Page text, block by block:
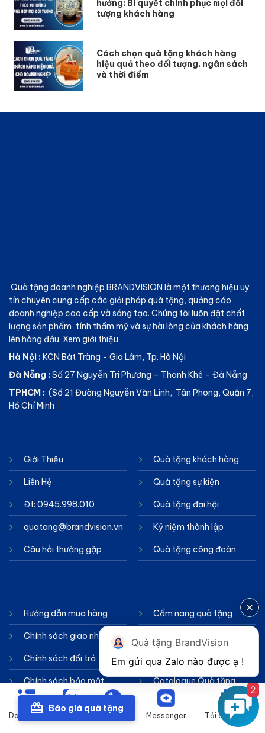
hướng: Bí quyết chinh phục mọi đối
tượng khách hàng
Cách chọn quà tặng khách hàng
hiệu quả theo đối tượng, ngân sách
và thời điểm
Quà tặng doanh nghiệp BRANDVISION là một thương hiệu uy
tín chuyên cung cấp các giải pháp quà tặng, quảng cáo
doanh nghiệp cao cấp và sáng tạo. Chúng tôi luôn đặt chất
lượng sản phẩm, tính thẩm mỹ và sự hài lòng của khách hàng
lên hàng đầu. Xem giới thiệu
Hà Nội :KCN Bát Tràng - Gia Lâm, Tp. Hà Nội
Đà Nẵng :Số 27 Nguyễn Tri Phương – Thanh Khê – Đà Nẵng
TPHCM : (Số 21 Đường Nguyễn Văn Linh, Tân Phong, Quận 7,
Hồ Chí Minh )
Giới Thiệu
Liên Hệ
Đt: 0945.998.010
quatang@brandvision.vn
Câu hỏi thường gặp
Quà tặng khách hàng
Quà tặng sự kiện
Quà tặng đại hội
Kỷ niệm thành lập
Quà tặng công đoàn
Hướng dẫn mua hàng
Chính sách giao nhận
Chính sách đổi trả
Chính sách bảo mật
Phương thức thanh toán
Cẩm nang quà tặng
Tư vấn Quà tặng
Catalogue Quà tặng
Chính sách cookie
Danh mục Zalo Gọi điện Messenger Tải catalogue
Báo giá quà tặng
Quà tặng BrandVision
2